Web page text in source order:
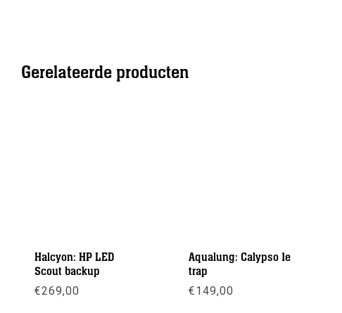
Gerelateerde producten
Halcyon: HP LED
Scout backup
€269,00
Aqualung: Calypso 1e
trap
€149,00